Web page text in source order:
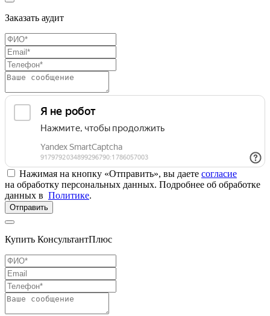
Заказать аудит
Нажимая на кнопку «Отправить», вы даете согласие
на обработку персональных данных. Подробнее об обработке
данных в Политике.
Отправить
Купить КонсультантПлюс